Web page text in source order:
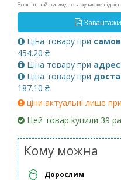
Зовнішній вигляд товару може
Ціна товару при
454.20 ₴
Ціна товару при
Ціна товару при
187.10 ₴
ціни актуальні лише
Цей товар купили 39
Кому можна
Дорослим